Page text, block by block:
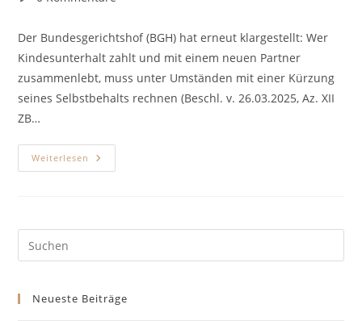
Der Bundesgerichtshof (BGH) hat erneut klargestellt: Wer
Kindesunterhalt zahlt und mit einem neuen Partner
zusammenlebt, muss unter Umständen mit einer Kürzung
seines Selbstbehalts rechnen (Beschl. v. 26.03.2025, Az. XII
ZB…
Weiterlesen BGH
Zum
Bei
Neuem
Neueste Beiträge